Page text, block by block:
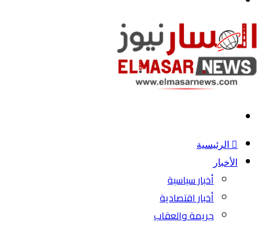
الرئيسية
الأخبار
أخبار سياسية
أخبار اقتصادية
جريمة والعقاب